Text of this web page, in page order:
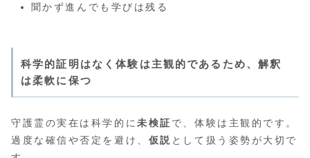
聞かず進んでも学びは残る
科学的証明はなく体験は主観的であるため、解釈
は柔軟に保つ
守護霊の実在は科学的に未検証 で、体験は主観的です。
過度な確信や否定を避け、 仮説 として扱う姿勢が大切で